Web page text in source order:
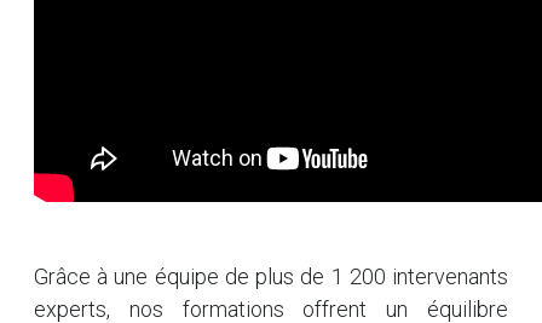
Grâce à une équipe de plus de 1 200 intervenants
experts, nos formations offrent un équilibre